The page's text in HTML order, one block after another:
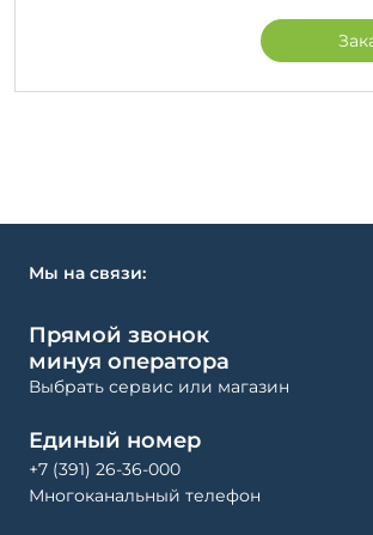
Мы на связи:
Прямой звонок
минуя оператора
Выбрать сервис или магазин
Единый номер
+7 (391) 26-36-000
Многоканальный телефон